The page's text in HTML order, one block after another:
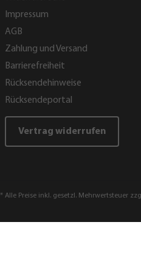
Impressum
AGB
Zahlung und Versand
Barrierefreiheit
Rücksendehinweise
Rücksendeportal
Vertrag widerrufen
* Alle Preise inkl. gesetzl. Mehrwertsteuer